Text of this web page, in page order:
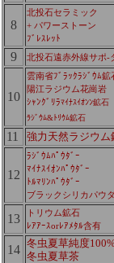
8
北投石セラミック
+ パワーストーン
ﾌﾞﾚｽﾚｯﾄ
9 北投石遠赤外線サポ-
10
雲南省ﾌﾞﾗｯｸﾗｼﾞｳﾑ鉱
陽江ラジウム花崗岩
ｼｬﾝｸﾞﾘﾗﾏｲﾅｽｲｵﾝﾝ鉱石
ﾗｼﾞｳﾑ&ﾄﾘｳﾑ鉱石
11 強力天然ラジウム
12
ﾗｼﾞｳﾑﾊﾟｳﾀﾞｰ
ﾏｲﾅｽｲｵﾝﾊﾟｳﾀﾞｰ
ﾄﾙﾏﾘﾝﾊﾟｳﾀﾞｰ
ブラックシリカパウ
13
トリウム鉱石
ﾚｱｱｰｽorﾚｱﾒﾀﾙ含有
14 冬虫夏草純度
冬虫夏草茶